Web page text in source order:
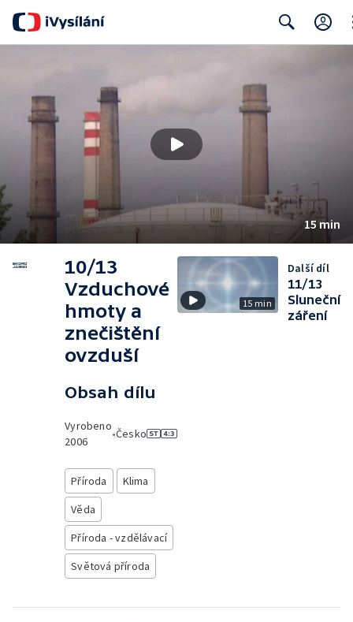
15 min
10/13
Vzduchové
hmoty a
znečištění
ovzduší
Obsah dílu
Vyrobeno
2006
•Česko
Příroda
Klima
Věda
Příroda - vzdělávací
Světová příroda
15 min
Další díl
11/13
Sluneční
záření